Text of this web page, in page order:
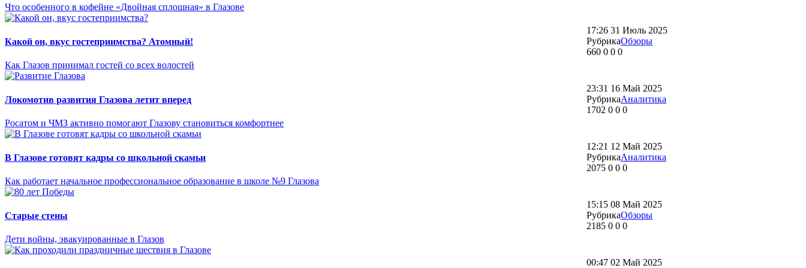
Что особенного в кофейне «Двойная сплошная» в Глазове
Какой он, вкус гостеприимства? Атомный!
Как Глазов принимал гостей со всех волостей
17:26 31 Июль 2025
РубрикаОбзоры
660 0 0 0
Локомотив развития Глазова летит вперед
Росатом и ЧМЗ активно помогают Глазову становиться комфортнее
23:31 16 Май 2025
РубрикаАналитика
1702 0 0 0
В Глазове готовят кадры со школьной скамьи
Как работает начальное профессиональное образование в школе №9 Глазова
12:21 12 Май 2025
РубрикаАналитика
2075 0 0 0
Старые стены
Дети войны, эвакуированные в Глазов
15:15 08 Май 2025
РубрикаОбзоры
2185 0 0 0
00:47 02 Май 2025